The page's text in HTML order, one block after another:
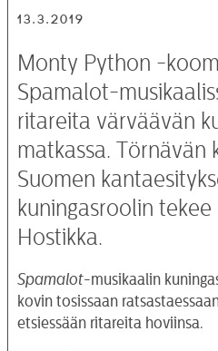
13.3.2019
Monty Python -
Spamalot-
ritareita värväävän
matkassa. Törnävän
Suomen
kuningasroolin
Hostikka.
Spamalot-musikaalin
kovin tosissaan
etsiessään ritareita hoviinsa.